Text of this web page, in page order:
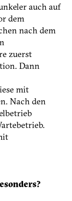
auch auf
dem
nach dem
zuerst
Dann
mit
Nach den